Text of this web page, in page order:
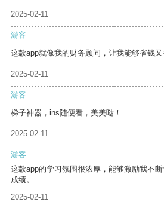
2025-02-11
游客
这款app就像我的财务顾问，让我能够省钱又
2025-02-11
游客
梯子神器，ins随便看，美美哒！
2025-02-11
游客
这款app的学习氛围很浓厚，能够激励我不
成绩。
2025-02-11